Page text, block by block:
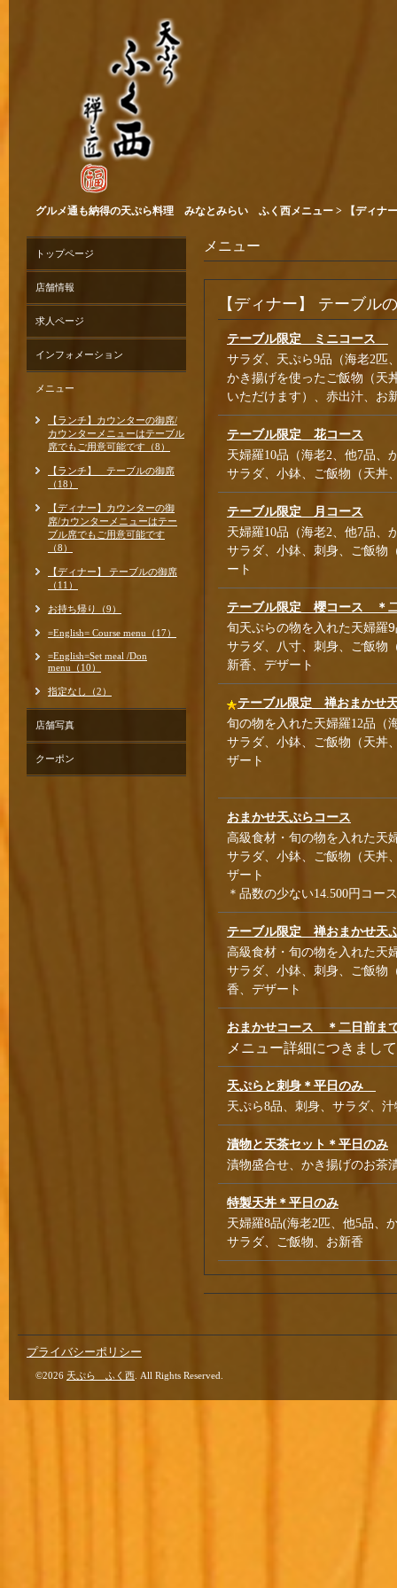
グルメ通も納得の天ぷら料理 みなとみらい ふく西メニュー > 【ディナ
メニュー
【ディナー】 テーブル
テーブル限定 ミニコース
サラダ、天ぷら9品（海老2
かき揚げを使ったご飯物 （天
いただけます） 、赤出汁、お
テーブル限定 花コース
天婦羅10品（海老2、他7品、
サラダ、小鉢、ご飯物（天丼
テーブル限定 月コース
天婦羅10品（海老2、他7品、
サラダ、小鉢、刺身、ご飯物
ート
テーブル限定 櫻コース ＊二
旬天ぷらの物を入れた天婦羅
サラダ、八寸、刺身、ご飯物
新香、デザート
テーブル限定 禅おまかせ
旬の物を入れた天婦羅12品（
サラダ、小鉢、ご飯物（天丼
ザート
おまかせ天ぷらコース
高級食材・旬の物を入れた天
サラダ、小鉢、ご飯物（天丼
ザート
＊品数の少ない14.500円コー
テーブル限定 禅おまかせ天
高級食材・旬の物を入れた天
サラダ、小鉢、刺身、ご飯物
香、デザート
おまかせコース ＊二日前ま
メニュー詳細につきまし
天ぷらと刺身＊平日のみ
天ぷら8品、刺身、サラダ、
漬物と天茶セット＊平日のみ
漬物盛合せ、かき揚げのお茶
特製天丼＊平日のみ
天婦羅8品(海老2匹、他5品、
サラダ、ご飯物、お新香
トップページ
店舗情報
求人ページ
インフォメーション
メニュー
【ランチ】カウンターの御席/
カウンターメニューはテーブル
席でもご用意可能です（8）
【ランチ】 テーブルの御席
（18）
【ディナー】カウンターの御
席/カウンターメニューはテー
ブル席でもご用意可能です
（8）
【ディナー】 テーブルの御席
（11）
お持ち帰り（9）
=English= Course menu（17）
=English=Set meal /Don
menu（10）
指定なし（2）
店舗写真
クーポン
プライバシーポリシー
©2026 天ぷら ふく西 . All Rights Reserved.